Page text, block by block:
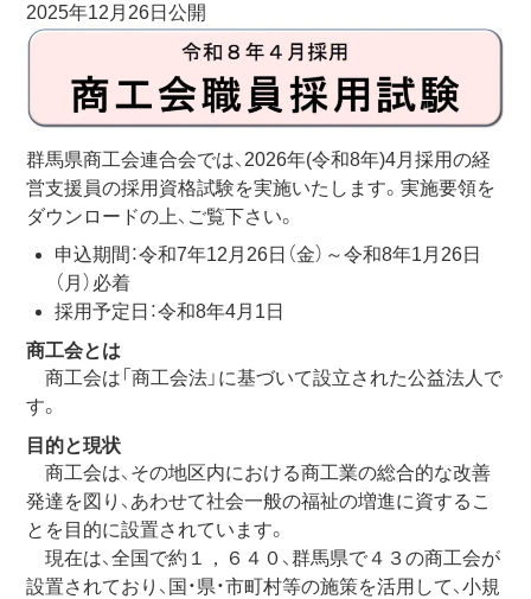
2025年12月26日公開
群馬県商工会連合会では、2026年(令和8年)4月採用の経
営支援員の採用資格試験を実施いたします。実施要領を
ダウンロードの上、ご覧下さい。
申込期間：令和7年12月26日（金）～令和8年1月26日
（月）必着
採用予定日：令和8年4月1日
商工会とは
商工会は「商工会法」に基づいて設立された公益法人で
す。
目的と現状
商工会は、その地区内における商工業の総合的な改善
発達を図り、あわせて社会一般の福祉の増進に資するこ
とを目的に設置されています。
現在は、全国で約１，６４０、群馬県で４３の商工会が
設置されており、国・県・市町村等の施策を活用して、小規